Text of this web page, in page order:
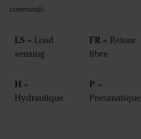
commande.
LS = Load
sensing
FR = Retour
libre
H =
Hydraulique
P =
Pneumatique